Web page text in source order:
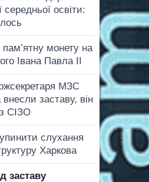
середньої освіти:
монету на
Івана Павла II
МЗС
заставу, він
СІЗО
слухання
Харкова
заставу